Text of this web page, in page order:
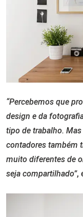
“Percebemos que
design e da
tipo de trabalho.
contadores também
muito diferentes de
seja compartilhado”,